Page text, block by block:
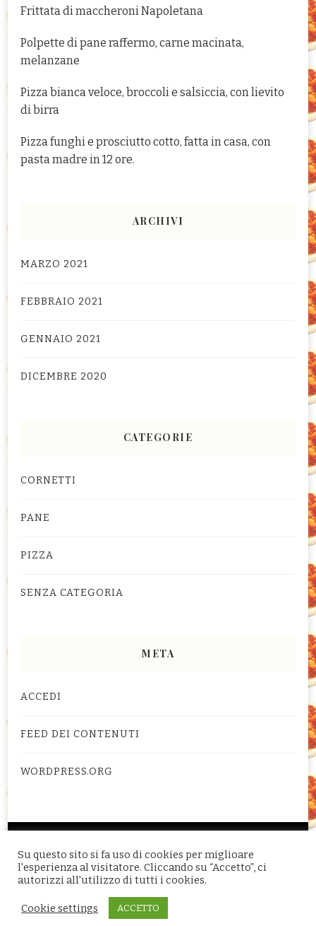
Frittata di maccheroni Napoletana
Polpette di pane raffermo, carne macinata,
melanzane
Pizza bianca veloce, broccoli e salsiccia, con lievito
di birra
Pizza funghi e prosciutto cotto, fatta in casa, con
pasta madre in 12 ore.
ARCHIVI
MARZO 2021
FEBBRAIO 2021
GENNAIO 2021
DICEMBRE 2020
CATEGORIE
CORNETTI
PANE
PIZZA
SENZA CATEGORIA
META
ACCEDI
FEED DEI CONTENUTI
WORDPRESS.ORG
FotoRicette Blog.. Tutti i diritti riservati.Yummy
Recipe | Sviluppato daBlossom Themes
WordPress
Privacy Policy, Cookie e GDPR
Su questo sito si fa uso di cookies per miglioare
l'esperienza al visitatore. Cliccando su “Accetto”, ci
autorizzi all'utilizzo di tutti i cookies.
Cookie settings ACCETTO